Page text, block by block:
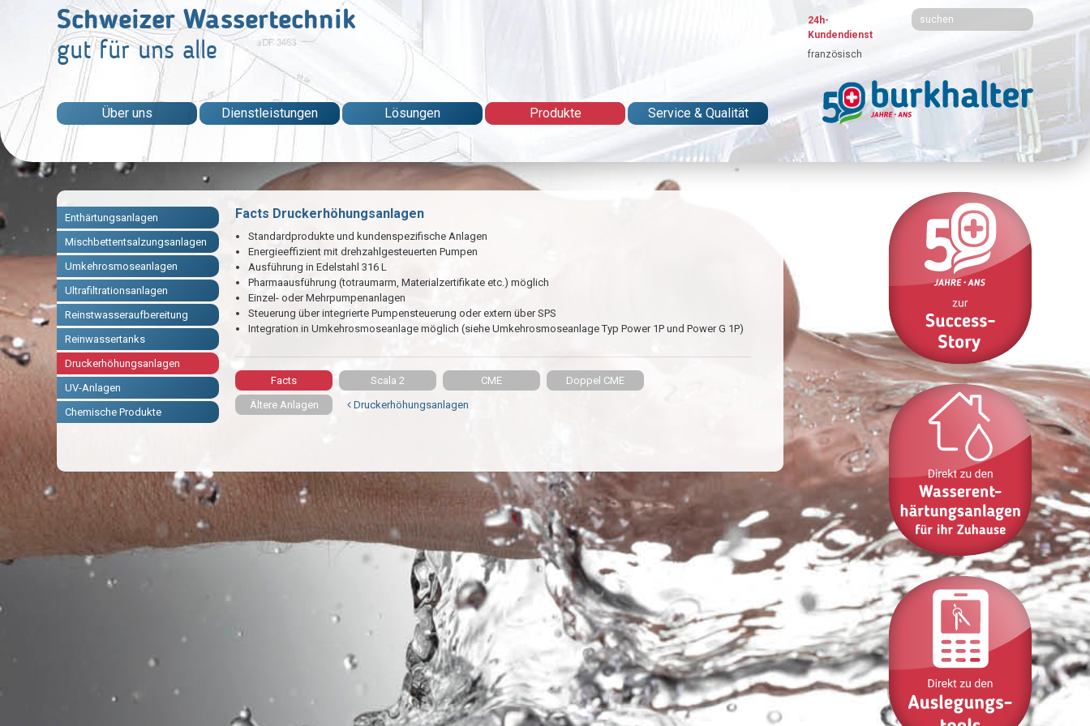
Schweizer Wassertechnik
gut für uns alle
24h-
Kundendienst
französisch
Über uns Dienstleistungen Lösungen Produkte Service & Qualität
Enthärtungsanlagen
Mischbettentsalzungsanlagen
Umkehrosmoseanlagen
Ultrafiltrationsanlagen
Reinstwasseraufbereitung
Reinwassertanks
Druckerhöhungsanlagen
UV-Anlagen
Chemische Produkte
Facts Druckerhöhungsanlagen
Standardprodukte und kundenspezifische Anlagen
Energieeffizient mit drehzahlgesteuerten Pumpen
Ausführung in Edelstahl 316 L
Pharmaausführung (totraumarm, Materialzertifikate etc.) möglich
Einzel- oder Mehrpumpenanlagen
Steuerung über integrierte Pumpensteuerung oder extern über SPS
Integration in Umkehrosmoseanlage möglich (siehe Umkehrosmoseanlage Typ Power 1P und Power G 1P)
Facts Scala 2 CME
Doppel CME
Ältere Anlagen
Druckerhöhungsanlagen